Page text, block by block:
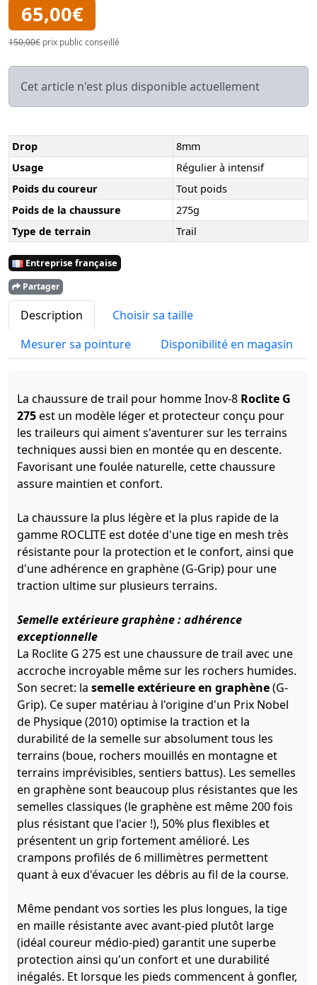
65,00€
150,00€ prix public conseillé
Cet article n'est plus disponible actuellement
Drop
8mm
Usage
Régulier à intensif
Poids du coureur
Tout poids
Poids de la chaussure
275g
Type de terrain
Trail
Entreprise française
Partager
Description
Choisir sa taille
Mesurer sa pointure
Disponibilité en magasin
La chaussure de trail pour homme Inov-8 Roclite G
275est un modèle léger et protecteur conçu pour
les traileurs qui aiment s'aventurer sur les terrains
techniques aussi bien en montée qu en descente.
Favorisant une foulée naturelle, cette chaussure
assure maintien et confort.
La chaussure la plus légère et la plus rapide de la
gamme ROCLITE est dotée d'une tige en mesh très
résistante pour la protection et le confort, ainsi que
d'une adhérence en graphène (G-Grip) pour une
traction ultime sur plusieurs terrains.
Semelle extérieure graphène : adhérence
exceptionnelle
La Roclite G 275 est une chaussure de trail avec une
accroche incroyable même sur les rochers humides.
Son secret: la semelle extérieure en graphène(G-
Grip). Ce super matériau à l'origine d'un Prix Nobel
de Physique (2010) optimise la traction et la
durabilité de la semelle sur absolument tous les
terrains (boue, rochers mouillés en montagne et
terrains imprévisibles, sentiers battus). Les semelles
en graphène sont beaucoup plus résistantes que les
semelles classiques (le graphène est même 200 fois
plus résistant que l'acier !), 50% plus flexibles et
présentent un grip fortement amélioré. Les
crampons profilés de 6 millimètres permettent
quant à eux d'évacuer les débris au fil de la course.
Même pendant vos sorties les plus longues, la tige
en maille résistante avec avant-pied plutôt large
(idéal coureur médio-pied) garantit une superbe
protection ainsi qu'un confort et une durabilité
inégalés. Et lorsque les pieds commencent à gonfler,